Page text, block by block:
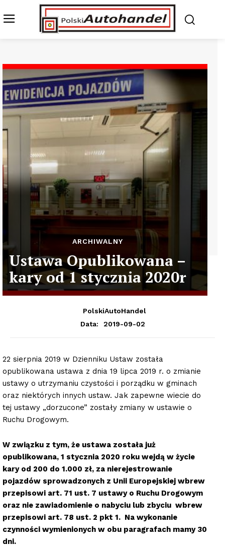
ARCHIWALNY
Ustawa Opublikowana –
kary od 1 stycznia 2020r
PolskiAutoHandel
Data:
2019-09-02
22 sierpnia 2019 w Dzienniku Ustaw została
opublikowana ustawa z dnia 19 lipca 2019 r. o zmianie
ustawy o utrzymaniu czystości i porządku w gminach
oraz niektórych innych ustaw. Jak zapewne wiecie do
tej ustawy „dorzucone” zostały zmiany w ustawie o
Ruchu Drogowym.
W związku z tym, że ustawa została już
opublikowana, 1 stycznia 2020 roku wejdą w życie
kary od 200 do 1.000 zł, za nierejestrowanie
pojazdów sprowadzonych z Unii Europejskiej wbrew
przepisowi art. 71 ust. 7 ustawy o Ruchu Drogowym
oraz nie zawiadomienie o nabyciu lub zbyciu wbrew
przepisowi art. 78 ust. 2 pkt 1. Na wykonanie
czynności wymienionych w obu paragrafach mamy 30
dni.